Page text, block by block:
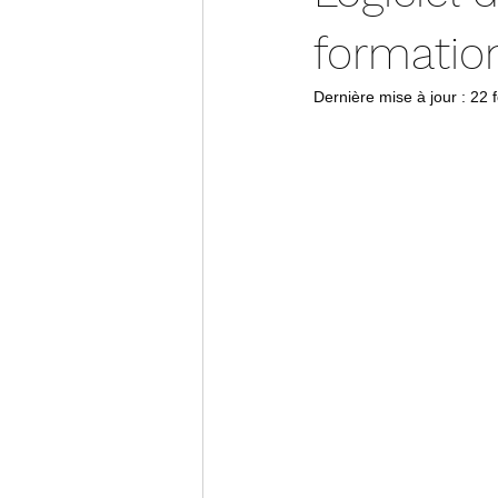
Dernière mise à jour : 22